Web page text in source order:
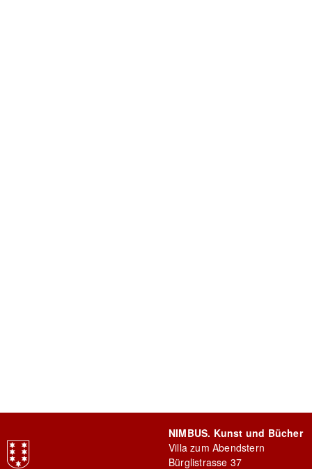
NIMBUS. Kunst und Bücher
Villa zum Abendstern
Bürglistrasse 37